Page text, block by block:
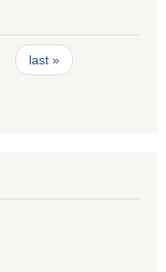
last »